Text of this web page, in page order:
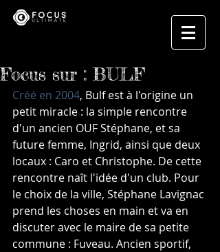
Focus sur : BULF
Créé en 2004, Bulf est à l'origine un
petit miracle : la simple rencontre
d'un ancien OUF Stéphane, et sa
future femme, Ingrid, ainsi que deux
locaux : Caro et Christophe. De cette
rencontre naît l'idée d'un club. Pour
le choix de la ville, Stéphane Lavignac
prend les choses en main et va en
discuter avec le maire de sa petite
commune : Fuveau. Ancien sportif,